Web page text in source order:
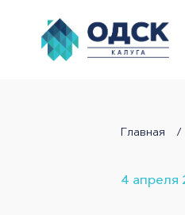
Главная
4 апреля